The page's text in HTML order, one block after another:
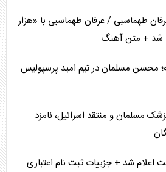
در غرب آسیا
آمریکا
ایران
علیه متحدان ایران
حماس
طهماسبی / عرفان طهماسبی با «هزار
+ متن آهنگ
محسن مسلمان در تیم امید پرسپولیس
مسلمان و منتقد اسرائیل، نامزد
اعلام شد + جزییات ثبت نام اعتباری